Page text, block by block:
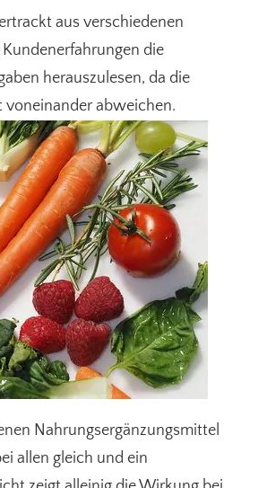
aus verschiedenen
die
herauszulesen, da die
voneinander abweichen.
Nahrungsergänzungsmittel
allen gleich und ein